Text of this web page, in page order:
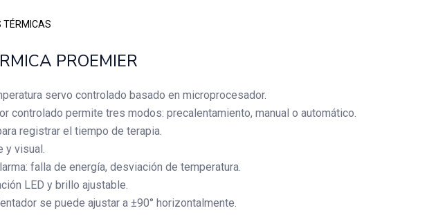
TÉRMICAS
PROEMIER
servo controlado basado en microprocesador.
controlado permite tres modos: precalentamiento, manual o automático.
registrar el tiempo de terapia.
y visual.
falla de energía, desviación de temperatura.
LED y brillo ajustable.
se puede ajustar a ±90° horizontalmente.